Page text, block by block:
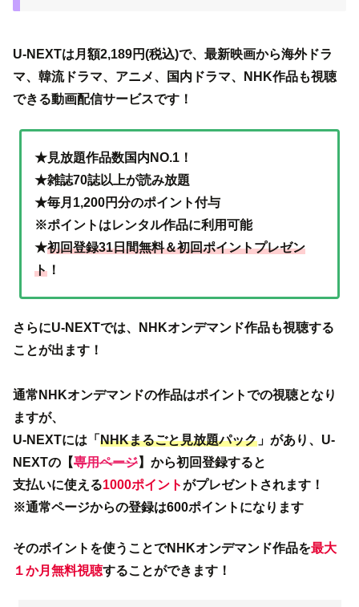
U-NEXTは月額2,189円(税込)で、最新映画から海外ドラ
マ、韓流ドラマ、アニメ、国内ドラマ、NHK作品も視聴
できる動画配信サービスです！
★見放題作品数国内NO.1！
★雑誌70誌以上が読み放題
★毎月1,200円分のポイント付与
※ポイントはレンタル作品に利用可能
★初回登録31日間無料＆初回ポイントプレゼン
ト ！
さらにU-NEXTでは、NHKオンデマンド作品も視聴する
ことが出ます！
通常NHKオンデマンドの作品はポイントでの視聴となり
ますが、
U-NEXTには「 NHKまるごと見放題パック 」があり、U-
NEXTの【専用ページ】から初回登録すると
支払いに使える1000ポイントがプレゼントされます！
※通常ページからの登録は600ポイントになります
そのポイントを使うことでNHKオンデマンド作品を最大
１か月無料視聴することができます！